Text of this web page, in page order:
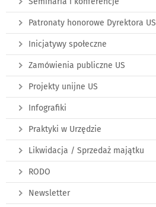
Patronaty honorowe Dyrektora US
Inicjatywy społeczne
Zamówienia publiczne US
Projekty unijne US
Infografiki
Praktyki w Urzędzie
Likwidacja / Sprzedaż majątku
RODO
Newsletter